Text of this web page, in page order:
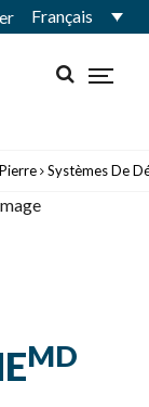
Français
Systèmes De
MD